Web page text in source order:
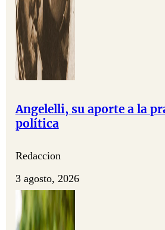
Angelelli, su aporte a la
política
Redaccion
3 agosto, 2026